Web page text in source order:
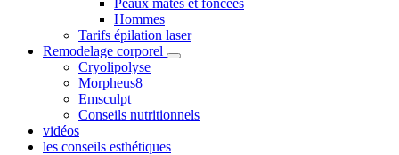
Peaux mates et foncées
Hommes
Tarifs épilation laser
Remodelage corporel
Cryolipolyse
Morpheus8
Emsculpt
Conseils nutritionnels
vidéos
les conseils esthétiques